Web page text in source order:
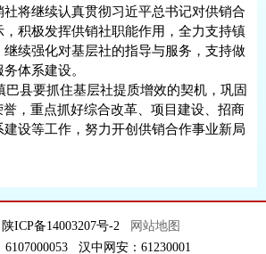
将继续认真贯彻习近平总书记对供销合
积极发挥供销社职能作用，全力支持镇
继续强化对基层社的指导与服务，支持做
体系建设。
要抓住基层社提质增效的契机，巩固
誉，重点抓好综合改革、项目建设、招商
设等工作，努力开创供销合作事业新局
ICP备14003207号-2
网站地图
6107000053 汉中网安：61230001